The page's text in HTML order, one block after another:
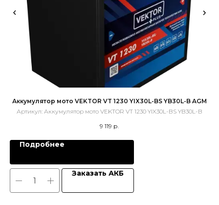
Аккумулятор мото VEKTOR VT 1230 YIX30L-BS YB30L-B AGM
Артикул: Аккумулятор мото VEKTOR VT 1230 YIX30L-BS YB30L-B
9 119 р.
Подробнее
Заказать АКБ